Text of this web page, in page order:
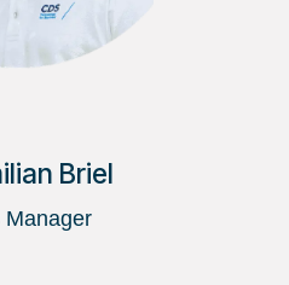
Briel
Manager